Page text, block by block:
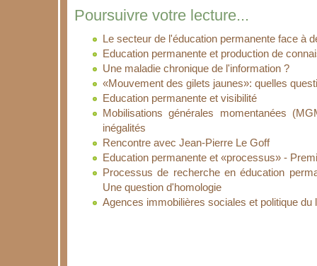
Poursuivre votre lecture...
Le secteur de l'éducation permanente face à
Education permanente et production de
Une maladie chronique de l'information ?
«Mouvement des gilets jaunes»: quelles
Education permanente et visibilité
Mobilisations générales momentanées
inégalités
Rencontre avec Jean-Pierre Le Goff
Education permanente et «processus» -
Processus de recherche en éducation
Une question d'homologie
Agences immobilières sociales et politique du